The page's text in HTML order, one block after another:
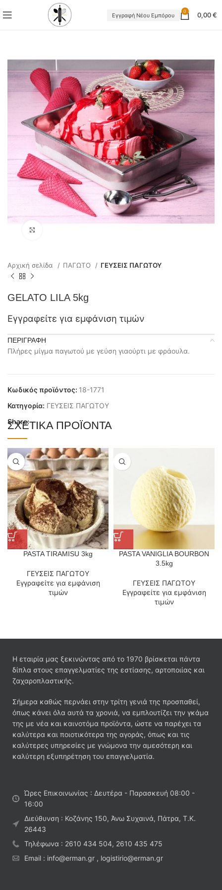
Εγγραφή Νέου Εμπόρου
0 0,00€
Αρχική σελίδα ΠΑΓΩΤΟ ΓΕΥΣΕΙΣ ΠΑΓΩΤΟΥ
GELATO LILA 5kg
Εγγραφείτε για εμφάνιση τιμών
ΠΕΡΙΓΡΑΦΉ
Πλήρες μίγμα παγωτού με γεύση γιαούρτι με φράουλα.
Κωδικός προϊόντος: 18-1771
Κατηγορία: ΓΕΥΣΕΙΣ ΠΑΓΩΤΟΥ
Share:
ΣΧΕΤΙΚΆ ΠΡΟΪΌΝΤΑ
PASTA TIRAMISU 3kg
ΓΕΥΣΕΙΣ ΠΑΓΩΤΟΥ
Εγγραφείτε για εμφάνιση
τιμών
PASTA VANIGLIA BOURBON
3.5kg
ΓΕΥΣΕΙΣ ΠΑΓΩΤΟΥ
Εγγραφείτε για εμφάνιση
τιμών
Η εταιρία μας ξεκινώντας από το 1970 βρίσκεται πάντα
δίπλα στους επαγγελματίες της εστίασης, αρτοποιίας και
ζαχαροπλαστικής.
Σήμερα καθώς περνάει στην τρίτη γενιά της προσπαθεί,
όπως κάνει όλα αυτά τα χρονιά, να εμπλουτίζει την γκάμα
της με νέα και καινοτόμα προϊόντα, ώστε να παρέχει τα
καλύτερα και ποιοτικότερα της αγοράς, όπως και τις
καλύτερες υπηρεσίες με γνώμονα την αμεσότερη και
καλύτερη εξυπηρέτηση του επαγγελματία.
Ώρες Επικοινωνίας : Δευτέρα - Παρασκευή 08:00 -
16:00
Διεύθυνση : Κοζάνης 150, Άνω Συχαινά, Πάτρα, Τ.Κ.
26443
Τηλέφωνα : 2610 434 504, 2610 435 475
Email : info@erman.gr , logistirio@erman.gr